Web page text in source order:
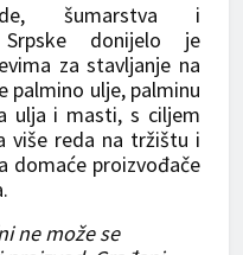
šumarstva i
Srpske donijelo je
za stavljanje na
palmino ulje, palminu
ulja i masti, s ciljem
više reda na tržištu i
domaće proizvođače
ne može se